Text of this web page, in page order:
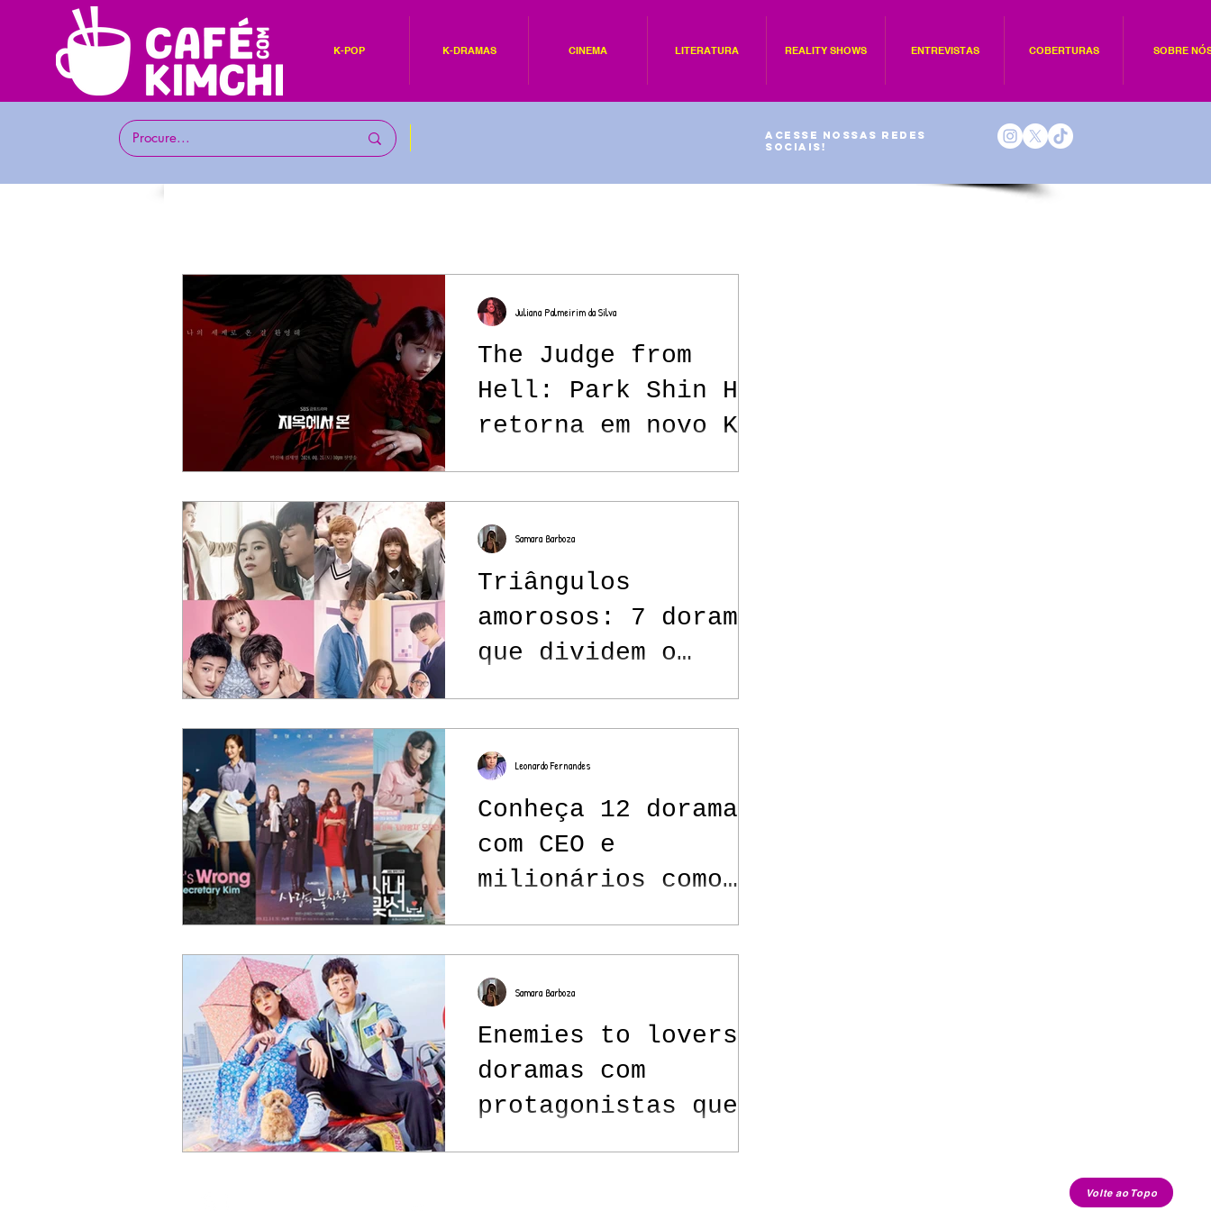
K-POP K-DRAMAS CINEMA LITERATURA REALITY SHOWS ENTREVISTAS COBERTURAS SOBRE
Acesse nossas redes
sociais!
The Judge from
Hell: Park Shin Hye
retorna em novo K-
ação
Juliana Palmeirim da Silva
Triângulos
amorosos: 7 doramas
que dividem o
Samara Barboza
Conheça 12 doramas
com CEO e
milionários como
produções
Leonardo Fernandes
Enemies to lovers:
doramas com
protagonistas que
Samara Barboza
Volte ao Topo